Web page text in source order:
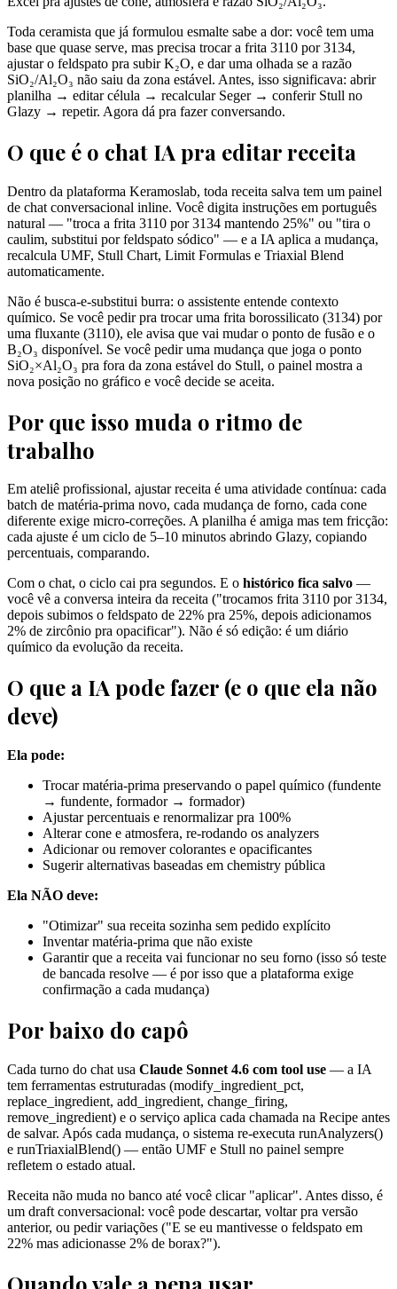
Toda ceramista que já formulou esmalte sabe a dor: você tem uma
base que quase serve, mas precisa trocar a frita 3110 por 3134,
ajustar o feldspato pra subir K₂O, e dar uma olhada se a razão
SiO₂/Al₂O₃ não saiu da zona estável. Antes, isso significava: abrir
planilha → editar célula → recalcular Seger → conferir Stull no
Glazy → repetir. Agora dá pra fazer conversando.
O que é o chat IA pra editar receita
Dentro da plataforma Keramoslab, toda receita salva tem um painel
de chat conversacional inline. Você digita instruções em português
natural — "troca a frita 3110 por 3134 mantendo 25%" ou "tira o
caulim, substitui por feldspato sódico" — e a IA aplica a mudança,
recalcula UMF, Stull Chart, Limit Formulas e Triaxial Blend
automaticamente.
Não é busca-e-substitui burra: o assistente entende contexto
químico. Se você pedir pra trocar uma frita borossilicato (3134) por
uma fluxante (3110), ele avisa que vai mudar o ponto de fusão e o
B₂O₃ disponível. Se você pedir uma mudança que joga o ponto
SiO₂×Al₂O₃ pra fora da zona estável do Stull, o painel mostra a
nova posição no gráfico e você decide se aceita.
Por que isso muda o ritmo de
trabalho
Em ateliê profissional, ajustar receita é uma atividade contínua: cada
batch de matéria-prima novo, cada mudança de forno, cada cone
diferente exige micro-correções. A planilha é amiga mas tem fricção:
cada ajuste é um ciclo de 5–10 minutos abrindo Glazy, copiando
percentuais, comparando.
Com o chat, o ciclo cai pra segundos. E o histórico fica salvo —
você vê a conversa inteira da receita ("trocamos frita 3110 por 3134,
depois subimos o feldspato de 22% pra 25%, depois adicionamos
2% de zircônio pra opacificar"). Não é só edição: é um diário
químico da evolução da receita.
O que a IA pode fazer (e o que ela não
deve)
Ela pode:
Trocar matéria-prima preservando o papel químico (fundente
→ fundente, formador → formador)
Ajustar percentuais e renormalizar pra 100%
Alterar cone e atmosfera, re-rodando os analyzers
Adicionar ou remover colorantes e opacificantes
Sugerir alternativas baseadas em chemistry pública
Ela NÃO deve:
"Otimizar" sua receita sozinha sem pedido explícito
Inventar matéria-prima que não existe
Garantir que a receita vai funcionar no seu forno (isso só teste
de bancada resolve — é por isso que a plataforma exige
confirmação a cada mudança)
Por baixo do capô
Cada turno do chat usa Claude Sonnet 4.6 com tool use — a IA
tem ferramentas estruturadas (modify_ingredient_pct,
replace_ingredient, add_ingredient, change_firing,
remove_ingredient) e o serviço aplica cada chamada na Recipe antes
de salvar. Após cada mudança, o sistema re-executa runAnalyzers()
e runTriaxialBlend() — então UMF e Stull no painel sempre
refletem o estado atual.
Receita não muda no banco até você clicar "aplicar". Antes disso, é
um draft conversacional: você pode descartar, voltar pra versão
anterior, ou pedir variações ("E se eu mantivesse o feldspato em
22% mas adicionasse 2% de borax?").